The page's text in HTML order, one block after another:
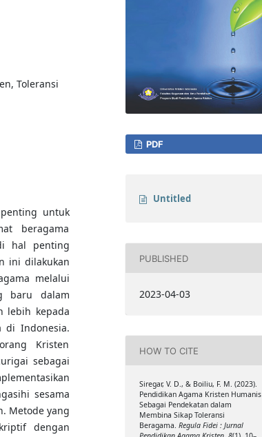
Toleransi
untuk
beragama
hal penting
ini dilakukan
melalui
baru dalam
lebih kepada
di Indonesia.
Kristen
sebagai
sesama
Metode yang
dengan
PDF
Untitled
PUBLISHED
2023-04-03
HOW TO CITE
Siregar, V. D., & Boiliu, F. M. (2023).
Pendidikan Agama Kristen Humanis
Sebagai Pendekatan dalam
Membina Sikap Toleransi
Beragama. Regula Fidei : Jurnal